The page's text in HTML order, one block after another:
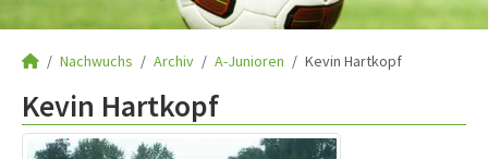
Nachwuchs Archiv A-Junioren Kevin Hartkopf
Kevin Hartkopf